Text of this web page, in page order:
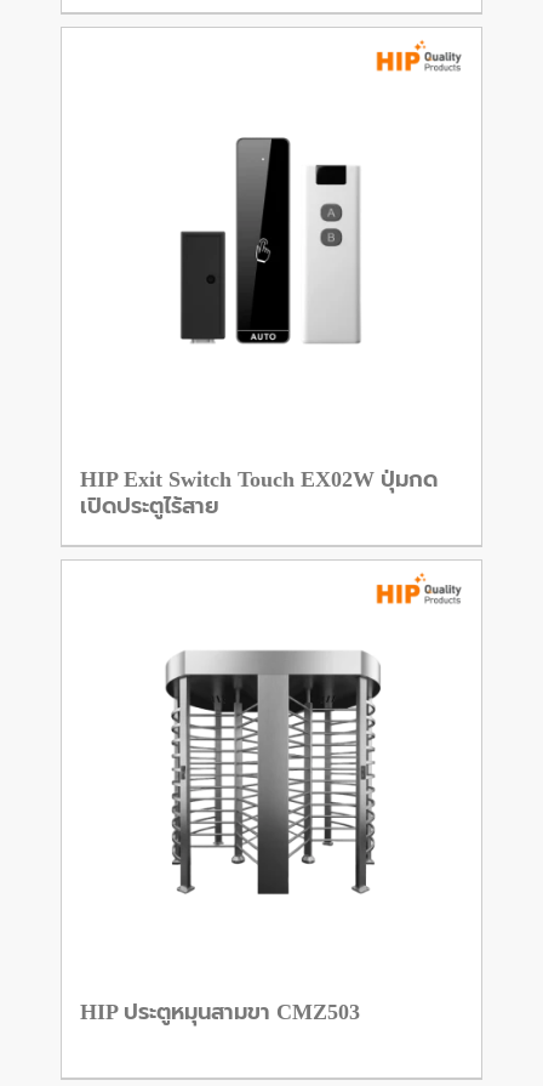
HIP Exit Switch Touch EX02W ปุ่มกด
เปิดประตูไร้สาย
HIP ประตูหมุนสามขา CMZ503